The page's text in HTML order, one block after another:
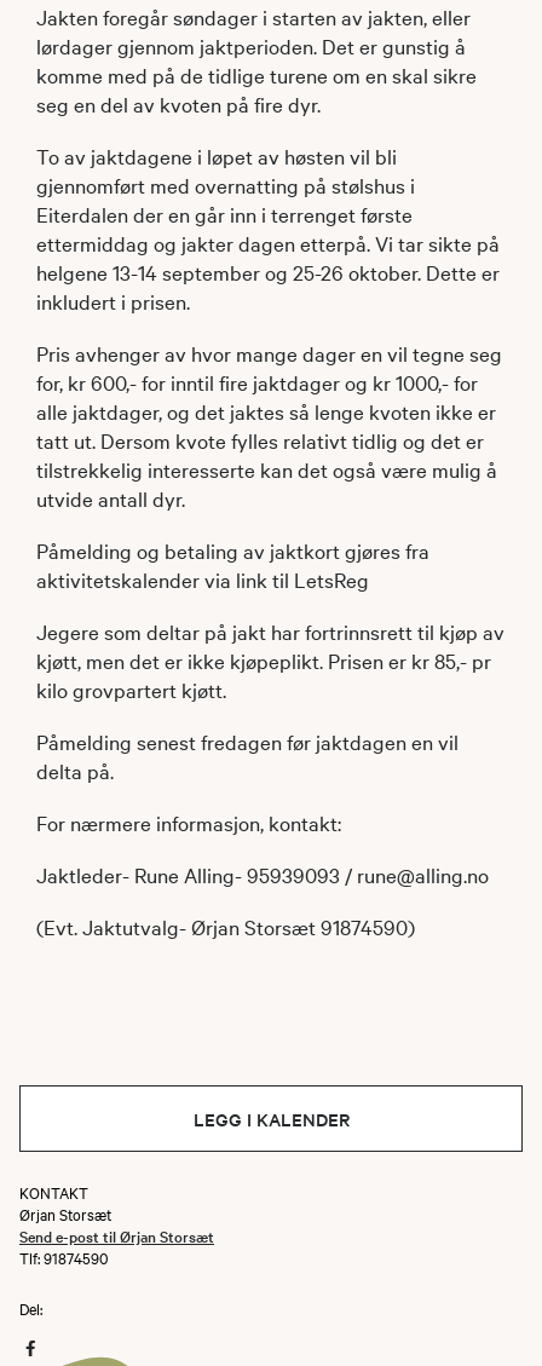
Jakten foregår søndager i starten av jakten, eller
lørdager gjennom jaktperioden. Det er gunstig å
komme med på de tidlige turene om en skal sikre
seg en del av kvoten på fire dyr.
To av jaktdagene i løpet av høsten vil bli
gjennomført med overnatting på stølshus i
Eiterdalen der en går inn i terrenget første
ettermiddag og jakter dagen etterpå. Vi tar sikte på
helgene 13-14 september og 25-26 oktober. Dette er
inkludert i prisen.
Pris avhenger av hvor mange dager en vil tegne seg
for, kr 600,- for inntil fire jaktdager og kr 1000,- for
alle jaktdager, og det jaktes så lenge kvoten ikke er
tatt ut. Dersom kvote fylles relativt tidlig og det er
tilstrekkelig interesserte kan det også være mulig å
utvide antall dyr.
Påmelding og betaling av jaktkort gjøres fra
aktivitetskalender via link til LetsReg
Jegere som deltar på jakt har fortrinnsrett til kjøp av
kjøtt, men det er ikke kjøpeplikt. Prisen er kr 85,- pr
kilo grovpartert kjøtt.
Påmelding senest fredagen før jaktdagen en vil
delta på.
For nærmere informasjon, kontakt:
Jaktleder- Rune Alling- 95939093 / rune@alling.no
(Evt. Jaktutvalg- Ørjan Storsæt 91874590)
LEGG I KALENDER
KONTAKT
Ørjan Storsæt
Send e-post til Ørjan Storsæt
Tlf: 91874590
Del: